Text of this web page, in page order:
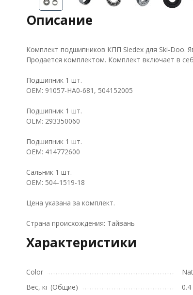
Описание
Комплект подшипников КПП Sledex для Ski-Doo.
Продается комплектом. Комплект включает в
Подшипник 1 шт.
OEM: 91057-HA0-681, 504152005
Подшипник 1 шт.
OEM: 293350060
Подшипник 1 шт.
OEM: 414772600
Сальник 1 шт.
OEM: 504-1519-18
Цена указана за комплект.
Страна происхождения: Тайвань
Характеристики
Color
Вес, кг (Общие)
0.4